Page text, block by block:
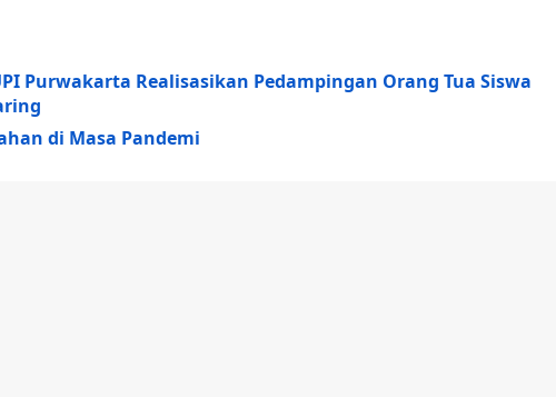
Purwakarta Realisasikan Pedampingan Orang Tua Siswa
di Masa Pandemi